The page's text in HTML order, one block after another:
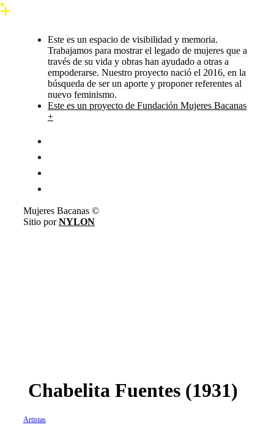
Este es un espacio de visibilidad y memoria.
Trabajamos para mostrar el legado de mujeres que a
través de su vida y obras han ayudado a otras a
empoderarse. Nuestro proyecto nació el 2016, en la
búsqueda de ser un aporte y proponer referentes al
nuevo feminismo.
Este es un proyecto de Fundación Mujeres Bacanas
+
Mujeres Bacanas ©
Sitio porNYLON
Chabelita Fuentes (1931)
Artistas